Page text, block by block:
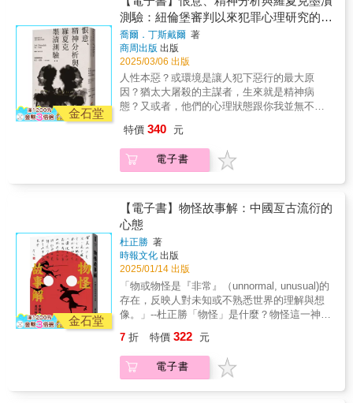
系輸入以後，強迫大清留下來的各族群、各種
居民按照西方民族國家觀念重新組合的產物，
而這種組合並非基於內在的文化認同。因此，
當前中國面臨著難以調和的矛盾，其內部既存
在帝國的遺緒，又必須以民族國家的形式自
處。劉仲敬認為，這種矛盾最終可能導致中國
的解體，而「諸夏」的概念，則為這種解體提
供了一種想像的框架。劉仲敬語境下的「諸
夏」是指東亞多國體系，而非編戶齊民的大一
國體系，才能從根本上解決東亞地區目前面臨
的諸多困境。「諸夏」作為一種政治主張，他
認為不僅臺灣、香港、西藏、蒙古應該獨立，
自發明民族，追求獨立建國。於是，劉仲敬依
託東亞各地的現狀，進一步發明了「巴蜀利
亞」（除西康外的四川省、重慶全境、陝西南
部）、「湖湘尼亞」（湖南省全境）、「吳越
尼亞」（浙江省全境、江蘇及安徽的吳語
區）、「滿州利亞」（黑龍江、吉林、遼寧三
省與內蒙古自治區東部）、「坎通尼亞」（即
南粵民族，大致包括廣東省全境、廣西東部粵
圖景。【阿姨金句選錄】「臺灣要接受梁啟超
那個繼承大清帝國的中華民族認同呢，還是要
發展一種純粹臺灣的民族認同？這個問題將直
接決定臺灣的前途。」「資本主義與民族國家
之間，簡直就是同一種事物的本質與外殼。」
審視民族主義的理念及歷史，涵蓋十九世紀革
命時代到福克蘭戰爭，以及在全球資本化下
「民族」難以區分及定義的矛盾之處。隨著我
們步入全球網絡時代，霍布斯邦的洞見至今具
有極大的價值，對於任何希望了解這一現象的
人來說，此書所呈現的大師觀點不容錯過。霍
布斯邦在麥田霍布斯邦看21世紀：全球化、民
主與恐怖主義霍布斯邦的年代四部曲（從法國
革命的年代：1789-1848資本的年代：1848-
1875帝國的年代：1815-1914極端的年代：
1914-1991（上、下）出版預告霍布斯邦論馬克
主義，回顧、反思，與前瞻）
斯邦霍布斯邦不喜歡民族主義，但從不輕視或
斥為荒謬&自一九六〇年代起，霍布斯邦秉持批
判史觀，成為少數抱持左派精神卻為理解民族
主義深入探究，並真正具有客觀洞見者。霍布
斯邦的立論基礎在於相對晚近才被發明出來的
民族主義與民族觀，以及將其建構成認同的種
種歷史路徑。23篇選文，呈現史學大師霍布斯
邦對民族主義擲地有聲的深刻見解本書集結國
際知名史學大師霍布斯邦於1962到2005年間至
來霍布斯邦對民族主義的銳利觀察及思索。在
民族主義大行其道的當代，本書提供對此一複
雜議題深刻的批判與見解。從不同時代脈絡下
命時代到福克蘭戰爭，以及在全球資本化下
「民族」難以區分及定義的矛盾之處。隨著我
們步入全球網絡時代，霍布斯邦的洞見至今具
有極大的價值，對於任何希望了解這一現象的
人來說，此書所呈現的大師觀點不容錯過。霍
布斯邦在麥田霍布斯邦看21世紀：全球化、民
主與恐怖主義霍布斯邦的年代四部曲（從法國
大革命到冷戰結束，追尋歐洲歷史的里程碑）
1875帝國的年代：1815-1914極端的年代：
1914-1991（上、下）出版預告霍布斯邦論馬克
思與馬克思主義：回顧、反思與如何改變世界
（前版書名：如何改變世界：馬克思與馬克思
主義，回顧、反思，與前瞻）
金石堂
測驗：紐倫堡審判以來犯罪心理研究的演
變
喬爾．丁斯戴爾 著
商周出版 出版
2025/03/06 出版
人性本惡？或環境是讓人犯下惡行的最大原
因？猶太大屠殺的主謀者，生來就是精神病
態？又或者，他們的心理狀態跟你我並無不
著二次世界大戰結束，同盟國於紐倫堡召開國
際軍事法庭，將納粹戰犯的種種罪行公諸於
世。審判期間，為了評估戰犯的心理狀態是否
內心世界，了解他們為何下令殘殺六百萬名無
辜的猶太民眾。除了透過密集的精神評估面
談、智力測驗，兩人不約而同應用了當時屬尖
端技術、可評估受測者精神狀態的羅夏克墨跡
測驗。儘管如此，兩人卻做出了天差地別的結
論，甚至在大審結束後，為了搶先出版羅夏克
墨跡測驗結果鬧得沸沸揚揚，最後反而使得測
驗結果埋沒了數十年。這些結果究竟揭露了哪
些訊息？凱利認為，這些納粹分子不過是純粹
有道德瑕疵的平凡人，殘暴的作為只是因應當
可能做出同樣的暴行。吉爾伯特卻認為，這些
戰犯是非我族類，才會對猶太人懷有異常恨
意，簡言之，他們是泯滅人性、天生邪惡的魔
特價 340 元
電子書
金石堂
【電子書】物怪故事解：中國亙古流衍的
心態
杜正勝 著
時報文化 出版
2025/01/14 出版
「物或物怪是『非常』（unnormal, unusual)的
存在，反映人對未知或不熟悉世界的理解與想
像。」--杜正勝「物怪」是什麼？物怪這一神祕
的化身、怨靈的顯現，還是不可思議的變異之
物，它們的故事跨越時空，代代流傳。在不同
社會、文化的詮釋下，物怪既是恐懼的象徵，
7 折 特價 322 元
電子書